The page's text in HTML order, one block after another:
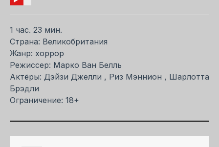
1 час. 23 мин.
Страна: Великобритания
Жанр: хоррор
Режиссер: Марко Ван Белль
Актёры: Дэйзи Джелли , Риз Мэннион , Шарлотта
Брэдли
Ограничение: 18+